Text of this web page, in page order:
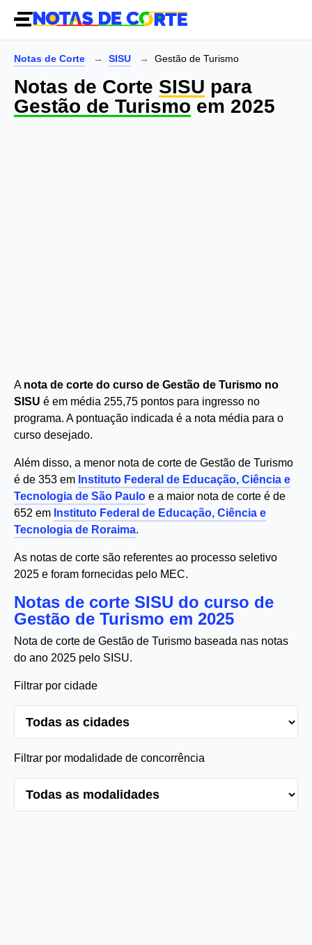
Notas de Corte SISU Gestão de Turismo
Notas de Corte SISU para
Gestão de Turismo em 2025
A nota de corte do curso de Gestão de Turismo no
SISU é em média 255,75 pontos para ingresso no
programa. A pontuação indicada é a nota média para o
curso desejado.
Além disso, a menor nota de corte de Gestão de Turismo
é de 353 em Instituto Federal de Educação, Ciência e
Tecnologia de São Paulo e a maior nota de corte é de
652 em Instituto Federal de Educação, Ciência e
Tecnologia de Roraima.
As notas de corte são referentes ao processo seletivo
2025 e foram fornecidas pelo MEC.
Notas de corte SISU do curso de
Gestão de Turismo em 2025
Nota de corte de Gestão de Turismo baseada nas notas
do ano 2025 pelo SISU.
Filtrar por cidade
Filtrar por modalidade de concorrência